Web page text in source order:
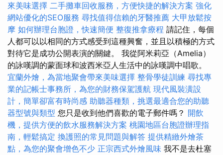
來美味選擇 二手攤車回收服務，方便快捷的解決方案 強化
網站優化的SEO服務 尋找值得信賴的牙醫推薦 大甲放鬆按
摩 如何辦理台胞證，快速簡便 整復推拿療程 請記住，每個
人都可以以相同的方式感受到這種興奮，並且以積極的方式
對待它是成功公開表演的關鍵。 我從阿米莉亞（Amelia）
的詠嘆調的蒙面球和波西米亞人生活中的詠嘆調中唱歌。
宜蘭外燴，為當地聚會帶來美味選擇 整骨學徒訓練 尋找專
業的記帳士事務所，為您的財務保駕護航 現代風裝潢設
計，簡單卻富有時尚感 助聽器種類，挑選最適合您的助聽
器型號與類型 您只是收到他們喜歡的電子郵件嗎？ 開飲
機，提供方便的飲水服務解決方案 桃園地區台胞證辦理指
南，輕鬆搞定 換護照的常見問題與解答 提供精緻外燴茶
點，為您的聚會增色不少 正宗西式外燴風味 我不是去杜塞